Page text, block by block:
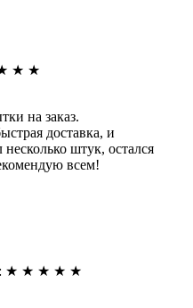
★ ★
на заказ.
доставка, и
штук, остался
всем!
: ★ ★ ★ ★ ★